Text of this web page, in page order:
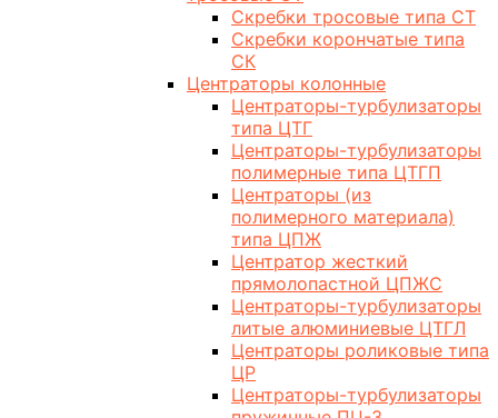
Скребки тросовые типа СТ
Скребки корончатые типа
СК
Центраторы колонные
Центраторы-турбулизаторы
типа ЦТГ
Центраторы-турбулизаторы
полимерные типа ЦТГП
Центраторы (из
полимерного материала)
типа ЦПЖ
Центратор жесткий
прямолопастной ЦПЖС
Центраторы-турбулизаторы
литые алюминиевые ЦТГЛ
Центраторы роликовые типа
ЦР
Центраторы-турбулизаторы